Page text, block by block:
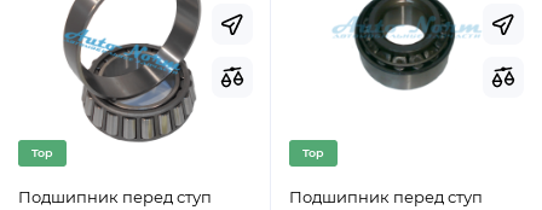
Top
Подшипник перед ступ
Top
Подшипник перед ступ